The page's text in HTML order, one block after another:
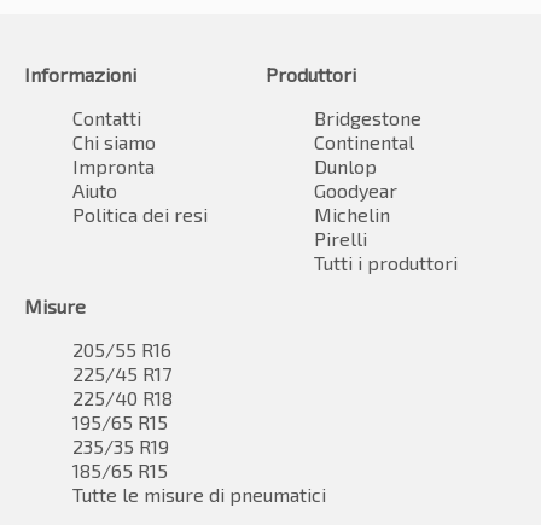
Informazioni
Contatti
Chi siamo
Impronta
Aiuto
Politica dei resi
Produttori
Bridgestone
Continental
Dunlop
Goodyear
Michelin
Pirelli
Tutti i produttori
Misure
205/55 R16
225/45 R17
225/40 R18
195/65 R15
235/35 R19
185/65 R15
Tutte le misure di pneumatici